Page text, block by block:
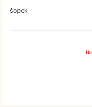
šopek